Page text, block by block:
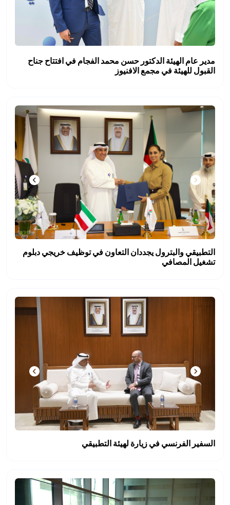
مدير عام الهيئة الدكتور حسن محمد الفجام في افتتاح جناح
القبول للهيئة في مجمع الافنيوز
التطبيقي والبترول يجددان التعاون في توظيف خريجي دبلوم
تشغيل المصافي
السفير الفرنسي في زيارة لهيئة التطبيقي